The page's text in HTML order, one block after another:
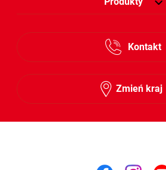
Kontakt
Zmień kraj